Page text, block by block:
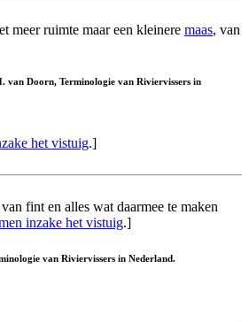
meer ruimte maar een kleinere maas, van
van Doorn, Terminologie van Riviervissers in
het vistuig.]
fint en alles wat daarmee te maken
inzake het vistuig.]
van Riviervissers in Nederland.